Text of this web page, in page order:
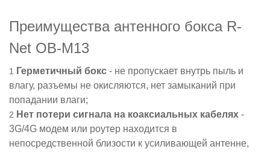
Преимущества антенного бокса R-
Net OB-M13
Герметичный бокс - не пропускает внутрь пыль и
влагу, разъемы не окисляются, нет замыканий при
попадании влаги;
Нет потери сигнала на коаксиальных кабелях -
3G/4G модем или роутер находится в
непосредственной близости к усиливающей антенне,